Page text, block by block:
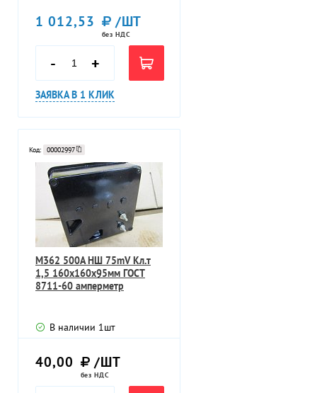
1 012,53 /ШТ
без НДС
- +
ЗАЯВКА В 1 КЛИК
Код: 00002997
М362 500А НШ 75mV Кл.т
1,5 160х160х95мм ГОСТ
8711-60 амперметр
В наличии 1шт
40,00 /ШТ
без НДС